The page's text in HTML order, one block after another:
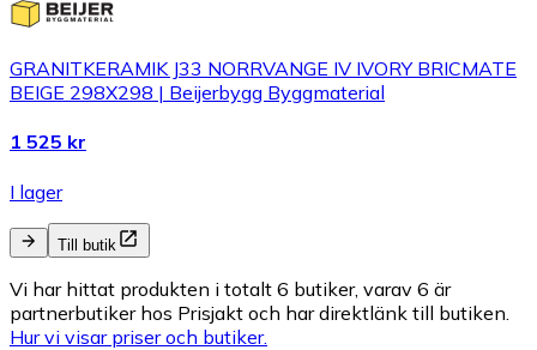
GRANITKERAMIK J33 NORRVANGE IV IVORY BRICMATE
BEIGE 298X298 | Beijerbygg Byggmaterial
1 525 kr
I lager
Till butik
Vi har hittat produkten i totalt 6 butiker, varav 6 är
partnerbutiker hos Prisjakt och har direktlänk till butiken.
Hur vi visar priser och butiker.